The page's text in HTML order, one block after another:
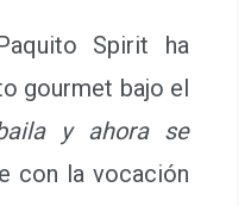
legado musical
Falcó, autor de
Paquito El